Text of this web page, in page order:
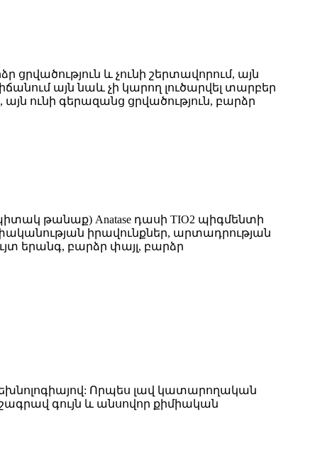
ցրվածություն և չունի շերտավորում, այն
այն ​​նաև չի կարող լուծարվել տարբեր
ունի գերազանց ցրվածություն, բարձր
թանաք) Anatase դասի TIO2 պիգմենտի
իրավունքներ, արտադրության
երանգ, բարձր փայլ, բարձր
Որպես լավ կատարողական
գույն և անսովոր քիմիական